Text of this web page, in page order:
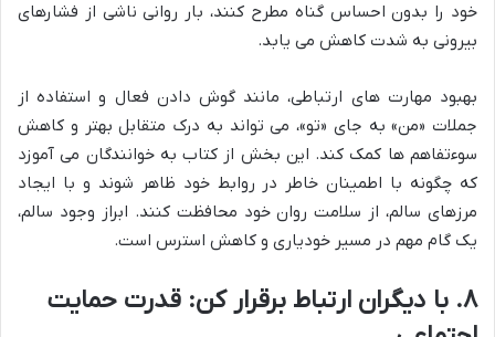
خود را بدون احساس گناه مطرح کنند، بار روانی ناشی از فشارهای
بیرونی به شدت کاهش می یابد.
بهبود مهارت های ارتباطی، مانند گوش دادن فعال و استفاده از
جملات «من» به جای «تو»، می تواند به درک متقابل بهتر و کاهش
سوءتفاهم ها کمک کند. این بخش از کتاب به خوانندگان می آموزد
که چگونه با اطمینان خاطر در روابط خود ظاهر شوند و با ایجاد
مرزهای سالم، از سلامت روان خود محافظت کنند. ابراز وجود سالم،
یک گام مهم در مسیر خودیاری و کاهش استرس است.
۸. با دیگران ارتباط برقرار کن: قدرت حمایت